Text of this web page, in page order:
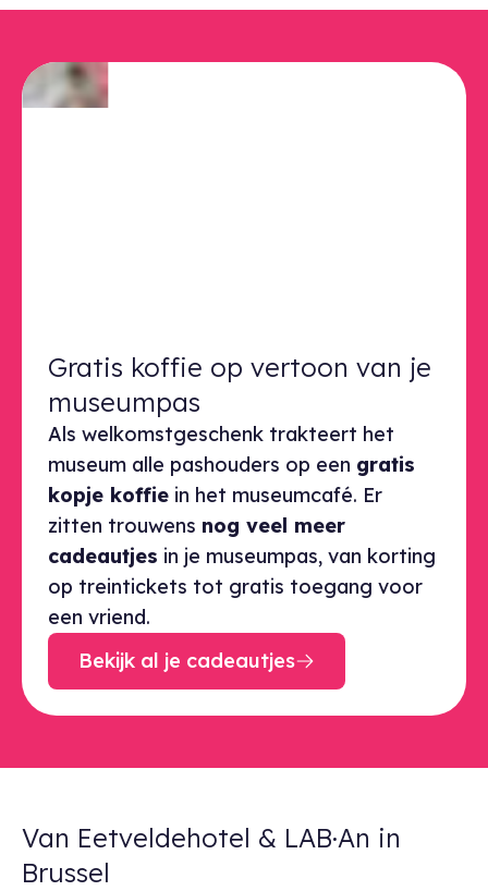
Gratis koffie op vertoon van je
museumpas
Als welkomstgeschenk trakteert het
museum alle pashouders op een gratis
kopje koffie in het museumcafé. Er
zitten trouwens nog veel meer
cadeautjes in je museumpas, van korting
op treintickets tot gratis toegang voor
een vriend.
Bekijk al je cadeautjes
Van Eetveldehotel & LAB·An in
Brussel